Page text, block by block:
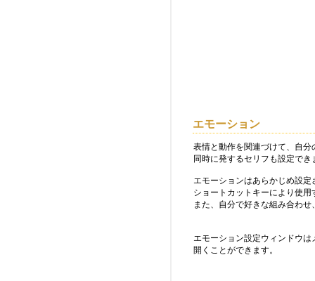
エモーション
表情と動作を関連づけて、自
同時に発するセリフも設定でき
エモーションはあらかじめ設定
ショートカットキーにより使
また、自分で好きな組み合わ
エモーション設定ウィンドウは
開くことができます。